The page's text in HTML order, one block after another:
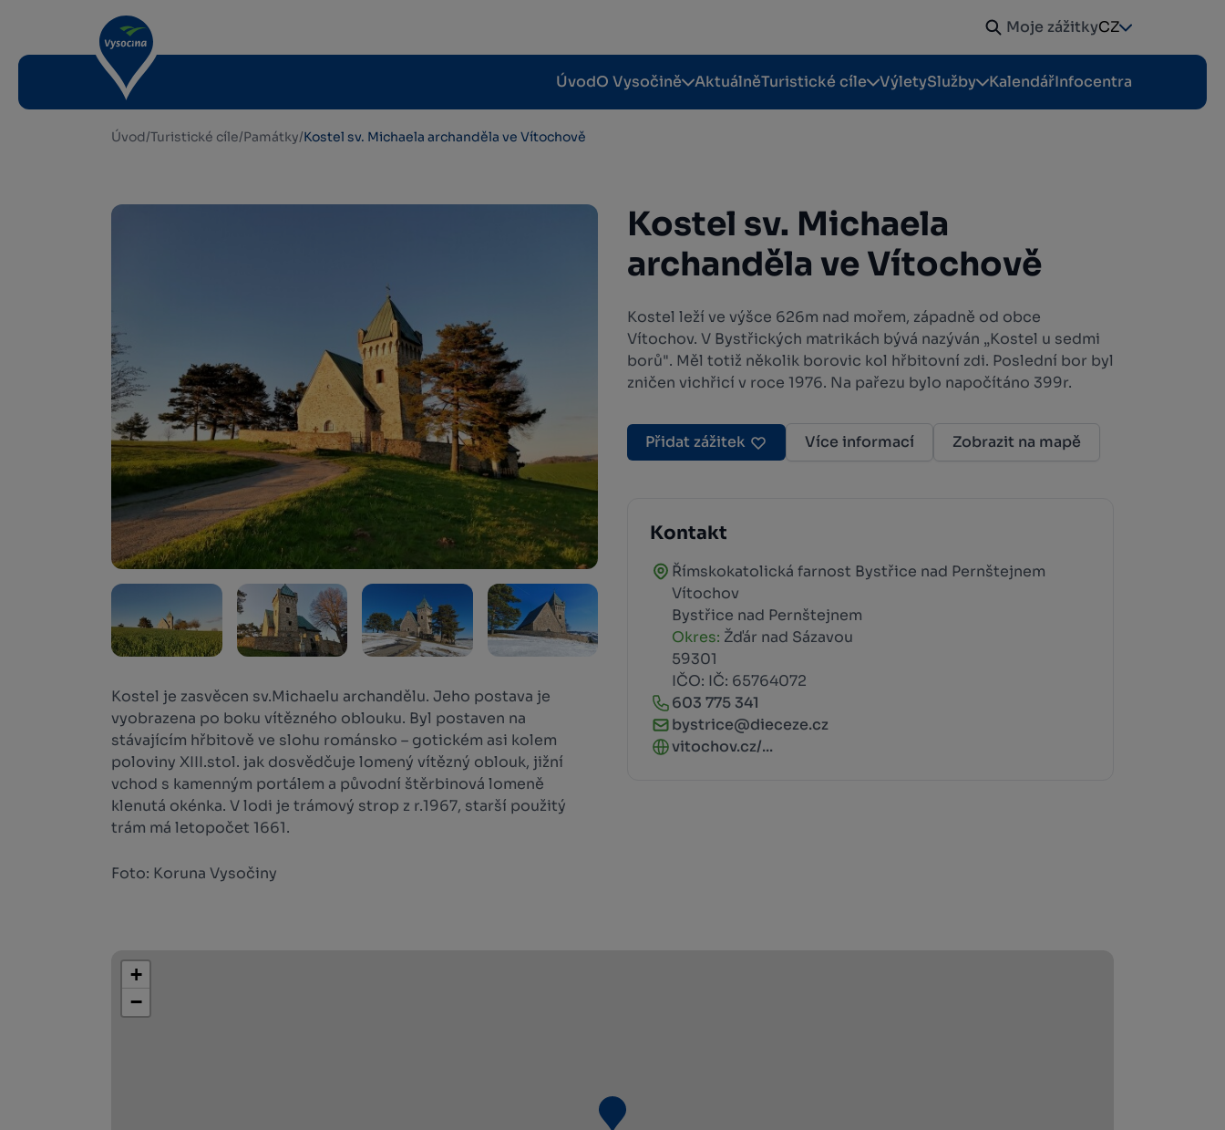
Moje zážitkyCZ
ÚvodO Vysočině AktuálněTuristické cíle VýletySlužby KalendářInfocentra
Úvod/Turistické cíle/Památky/Kostel sv. Michaela archanděla ve Vítochově
Kostel sv. Michaela
archanděla ve Vítochově
Kostel leží ve výšce 626m nad mořem, západně od obce
Vítochov. V Bystřických matrikách bývá nazýván „Kostel u sedmi
borů". Měl totiž několik borovic kol hřbitovní zdi. Poslední bor byl
zničen vichřicí v roce 1976. Na pařezu bylo napočítáno 399r.
Přidat zážitek Více informací Zobrazit na mapě
Kontakt
Římskokatolická farnost Bystřice nad Pernštejnem
Vítochov
Bystřice nad Pernštejnem
Okres: Žďár nad Sázavou
59301
IČO: IČ: 65764072
603 775 341
bystrice@dieceze.cz
vitochov.cz/...
Kostel je zasvěcen sv.Michaelu archandělu. Jeho postava je
vyobrazena po boku vítězného oblouku. Byl postaven na
stávajícím hřbitově ve slohu románsko – gotickém asi kolem
poloviny XIII.stol. jak dosvědčuje lomený vítězný oblouk, jižní
vchod s kamenným portálem a původní štěrbinová lomeně
klenutá okénka. V lodi je trámový strop z r.1967, starší použitý
trám má letopočet 1661.
Foto: Koruna Vysočiny
+
−